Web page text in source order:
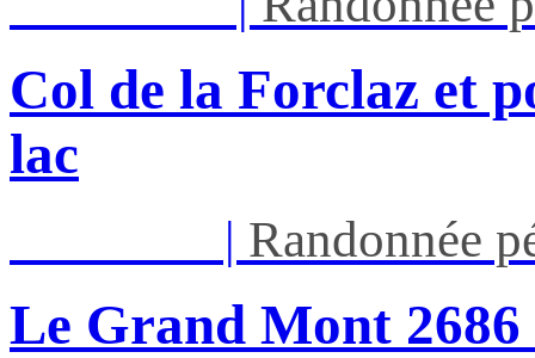
Col de la Forclaz et
lac
| Randonnée
Le Grand Mont